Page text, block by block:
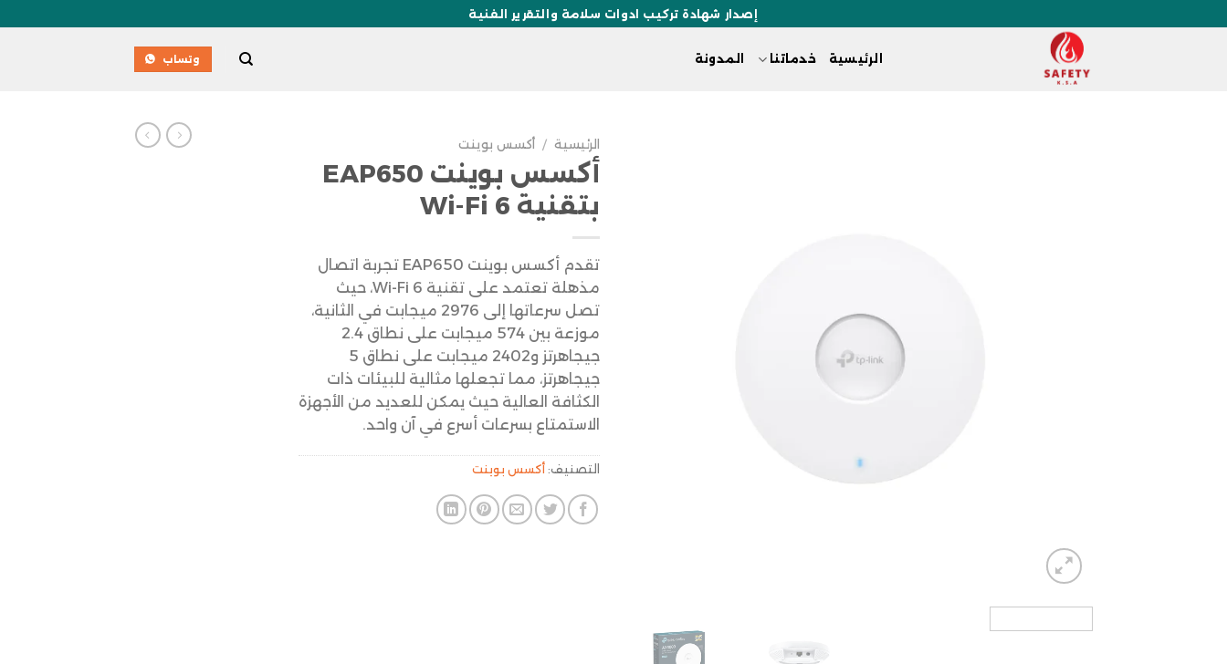
إصدار شهادة تركيب ادوات سلامة والتقرير الفنية
الرئيسية خدماتنا المدونة وتساب
الرئيسية / أكسس بوينت
أكسس بوينت EAP650
بتقنية Wi-Fi 6
تقدم أكسس بوينت EAP650 تجربة اتصال
مذهلة تعتمد على تقنية Wi-Fi 6، حيث
تصل سرعاتها إلى 2976 ميجابت في الثانية،
موزعة بين 574 ميجابت على نطاق 2.4
جيجاهرتز و2402 ميجابت على نطاق 5
جيجاهرتز، مما تجعلها مثالية للبيئات ذات
الكثافة العالية حيث يمكن للعديد من الأجهزة
الاستمتاع بسرعات أسرع في آن واحد.
التصنيف: أكسس بوينت